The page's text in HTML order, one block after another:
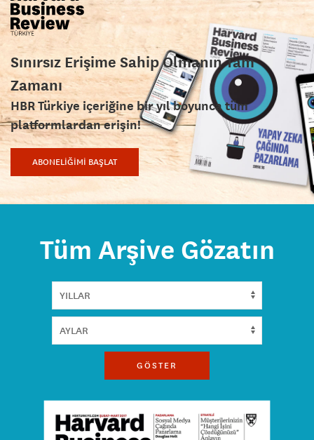
Sınırsız Erişime Sahip Olmanın Tam
Zamanı
HBR Türkiye içeriğine bir yıl boyunca tüm
platformlardan erişin!
ABONELİĞİMİ BAŞLAT
Tüm Arşive Gözatın
GÖSTER